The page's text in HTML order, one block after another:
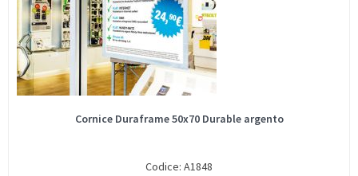
Cornice Duraframe 50x70 Durable argento
Codice: A1848